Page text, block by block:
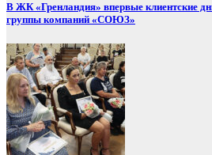
В ЖК «Гренландия» впервые клиентские
группы компаний «СОЮЗ»